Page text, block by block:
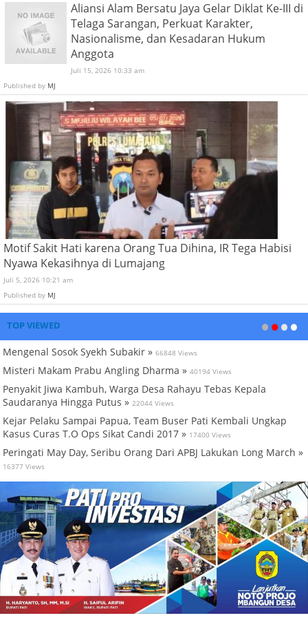
Aliansi Alam Bersatu Jaya Gelar Diklat Ke-III di
Telaga Sarangan, Perkuat Karakter,
Nasionalisme, dan Kesadaran Hukum
Anggota
Juli 15, 2026 10:33 am
Published by MJ
Motif Sakit Hati karena Orang Tua Dihina, IR Tega Habisi
Nyawa Kekasihnya di Lumajang
Juli 5, 2026 10:21 am
Published by MJ
TOP VIEWED
Mengenal Sosok Syekh Subakir » 66848 Views
Misteri Makam Prabu Angling Dharma » 40194 Views
Penyakit Jiwa Kambuh, Warga Desa Rahayu Tebas Kepala
Saudaranya Hingga Putus » 22044 Views
Kejar Pelaku Sampai Papua, Team Buser Pati Kembali Ungkap
Kasus Curas T.O Ops Sikat Candi 2017 » 17400 Views
Peringati May Day, Seribu Orang Dari APBJ Lakukan Long March »
16377 Views